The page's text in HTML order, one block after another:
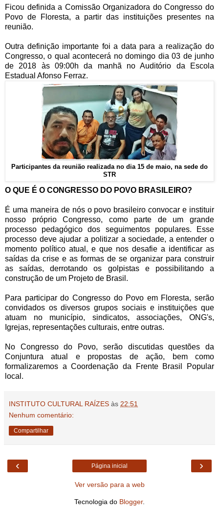
Ficou definida a Comissão Organizadora do Congresso do
Povo de Floresta, a partir das instituições presentes na
reunião.
Outra definição importante foi a data para a realização do
Congresso, o qual acontecerá no domingo dia 03 de junho
de 2018 às 09:00h da manhã no Auditório da Escola
Estadual Afonso Ferraz.
Participantes da reunião realizada no dia 15 de maio, na sede do
STR
O QUE É O CONGRESSO DO POVO BRASILEIRO?
É uma maneira de nós o povo brasileiro convocar e instituir
nosso próprio Congresso, como parte de um grande
processo pedagógico dos seguimentos populares. Esse
processo deve ajudar a politizar a sociedade, a entender o
momento político atual, e que nos desafie a identificar as
saídas da crise e as formas de se organizar para construir
as saídas, derrotando os golpistas e possibilitando a
construção de um Projeto de Brasil.
Para participar do Congresso do Povo em Floresta, serão
convidados os diversos grupos sociais e instituições que
atuam no município, sindicatos, associações, ONG's,
Igrejas, representações culturais, entre outras.
No Congresso do Povo, serão discutidas questões da
Conjuntura atual e propostas de ação, bem como
formalizaremos a Coordenação da Frente Brasil Popular
local.
INSTITUTO CULTURAL RAÍZES às 22:51
Nenhum comentário:
Compartilhar
‹ ›
Página inicial
Ver versão para a web
Tecnologia do Blogger.